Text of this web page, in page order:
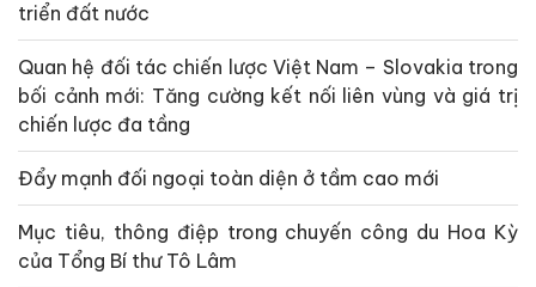
triển đất nước
Quan hệ đối tác chiến lược Việt Nam – Slovakia trong
bối cảnh mới: Tăng cường kết nối liên vùng và giá trị
chiến lược đa tầng
Đẩy mạnh đối ngoại toàn diện ở tầm cao mới
Mục tiêu, thông điệp trong chuyến công du Hoa Kỳ
của Tổng Bí thư Tô Lâm